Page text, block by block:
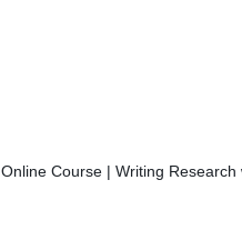
Online Course | Writing Research